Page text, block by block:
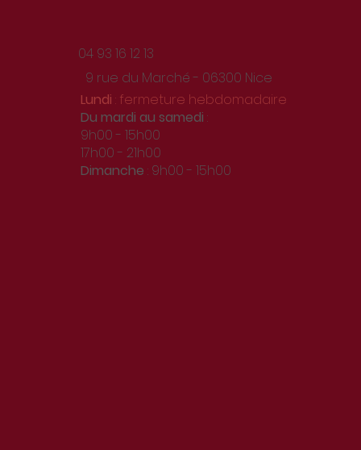
9 rue du Marché - 06300 Nice
04 93 16 12 13
Lundi : fermeture hebdomadaire
Du mardi au samedi :
9h00 - 15h00
17h00 - 21h00
Dimanche : 9h00 - 15h00